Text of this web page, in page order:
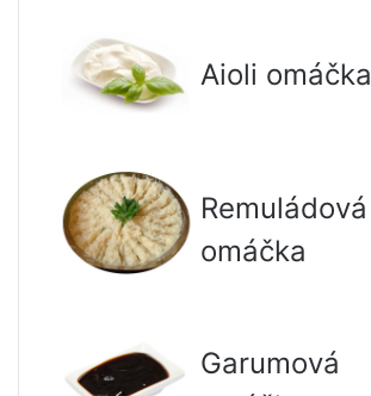
Aioli omáčka
Remuládová
omáčka
Garumová